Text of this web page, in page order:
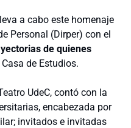
a cabo este homenaje
Personal (Dirper) con el
de quienes
de Estudios.
UdeC, contó con la
encabezada por
invitados e invitadas